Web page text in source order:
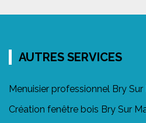
AUTRES SERVICES
Menuisier professionnel Bry
Création fenêtre bois Bry Sur